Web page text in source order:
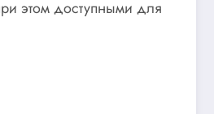
этом доступными для